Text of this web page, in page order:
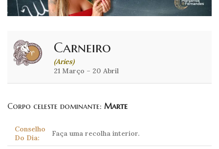
Carneiro
(Aries)
21 Março – 20 Abril
Corpo celeste dominante: Marte
Conselho
Do Dia:
Faça uma recolha interior.